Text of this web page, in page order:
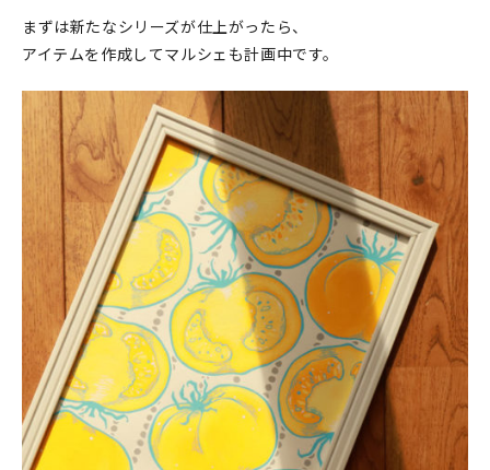
まずは新たなシリーズが仕上がったら、
アイテムを作成してマルシェも計画中です。